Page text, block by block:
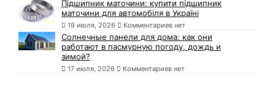
Підшипник маточини: купити підшипник
маточини для автомобіля в Україні
19 июля, 2026 Комментариев нет
Солнечные панели для дома: как они
работают в пасмурную погоду, дождь и
зимой?
17 июля, 2026 Комментариев нет